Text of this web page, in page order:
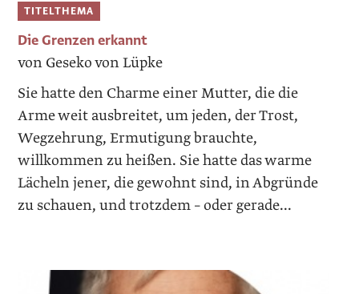
TITELTHEMA
Die Grenzen erkannt
von Geseko von Lüpke
Sie hatte den Charme einer Mutter, die die
Arme weit ausbreitet, um jeden, der Trost,
Wegzehrung, Ermutigung brauchte,
willkommen zu heißen. Sie hatte das warme
Lächeln jener, die gewohnt sind, in Abgründe
zu schauen, und trotzdem – oder gerade...